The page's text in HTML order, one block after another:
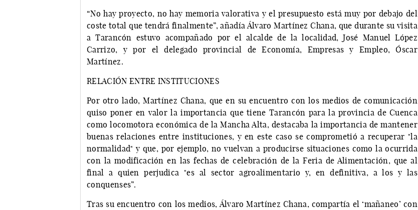
“No hay proyecto, no hay memoria valorativa y el presupuesto está muy por debajo del
coste total que tendrá finalmente”, añadía Álvaro Martínez Chana, que durante su visita
a Tarancón estuvo acompañado por el alcalde de la localidad, José Manuel López
Carrizo, y por el delegado provincial de Economía, Empresas y Empleo, Óscar
Martínez.
RELACIÓN ENTRE INSTITUCIONES
Por otro lado, Martínez Chana, que en su encuentro con los medios de comunicación
quiso poner en valor la importancia que tiene Tarancón para la provincia de Cuenca
como locomotora económica de la Mancha Alta, destacaba la importancia de mantener
buenas relaciones entre instituciones, y en este caso se comprometió a recuperar "la
normalidad" y que, por ejemplo, no vuelvan a producirse situaciones como la ocurrida
con la modificación en las fechas de celebración de la Feria de Alimentación, que al
final a quien perjudica "es al sector agroalimentario y, en definitiva, a los y las
conquenses”.
Tras su encuentro con los medios, Álvaro Martínez Chana, compartía el ‘mañaneo’ con